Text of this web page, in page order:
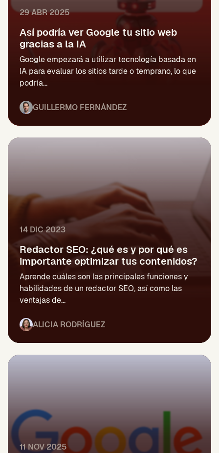
29 ABR 2025
Así podría ver Google tu sitio web
gracias a la IA
Google empezará a utilizar tecnología basada en
IA para evaluar los sitios tarde o temprano, lo que
podría...
GUILLERMO FERNÁNDEZ
14 DIC 2023
Redactor SEO: ¿qué es y por qué es
importante optimizar tus contenidos?
Aprende cuáles son las principales funciones y
habilidades de un redactor SEO, así como las
ventajas de...
ALICIA RODRÍGUEZ
11 NOV 2025